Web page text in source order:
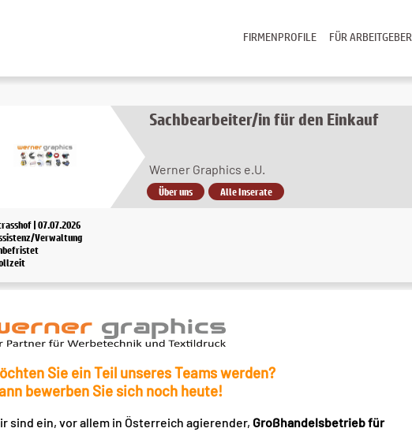
FÜR ARBEITGEBER
FIRMENPROFILE
Sachbearbeiter/in für den Einkauf
Werner Graphics e.U.
Über uns Alle Inserate
| 07.07.2026
Verwaltung
Sie ein Teil unseres Teams werden?
bewerben Sie sich noch heute!
sind ein, vor allem in Österreich agierender, Großhandelsbetrieb für